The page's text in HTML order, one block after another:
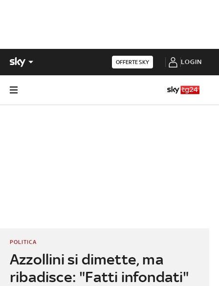
OFFERTE SKY LOGIN
Azzollini si dimette, ma
ribadisce: "Fatti infondati"
POLITICA